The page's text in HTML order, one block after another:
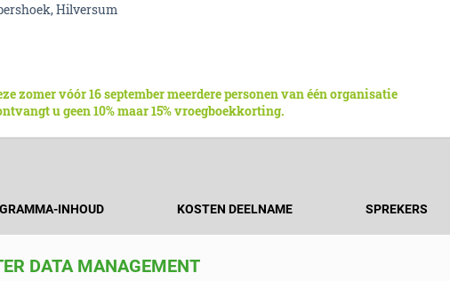
Hilversum
zomer vóór 16 september meerdere personen van één organisatie
u geen 10% maar 15% vroegboekkorting.
INHOUD KOSTEN DEELNAME SPREKERS
DATA MANAGEMENT